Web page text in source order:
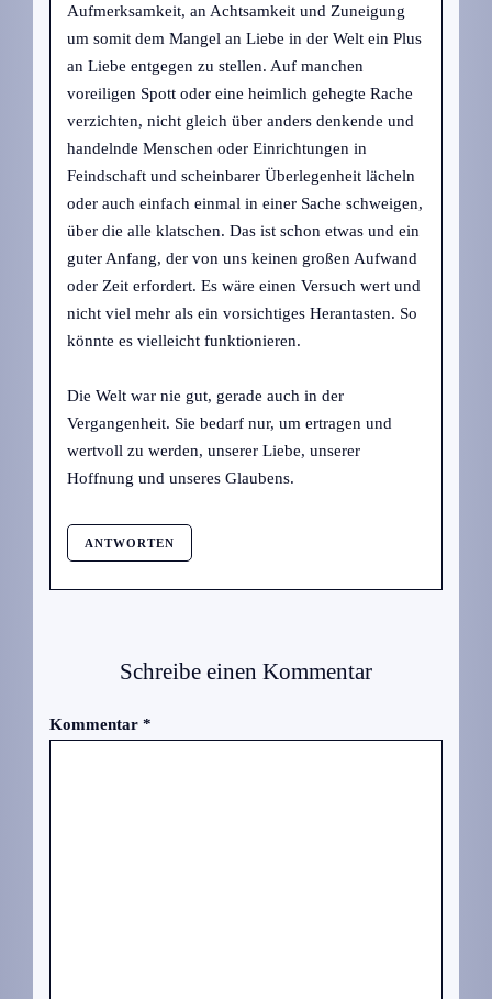
Aufmerksamkeit, an Achtsamkeit und Zuneigung
um somit dem Mangel an Liebe in der Welt ein Plus
an Liebe entgegen zu stellen. Auf manchen
voreiligen Spott oder eine heimlich gehegte Rache
verzichten, nicht gleich über anders denkende und
handelnde Menschen oder Einrichtungen in
Feindschaft und scheinbarer Überlegenheit lächeln
oder auch einfach einmal in einer Sache schweigen,
über die alle klatschen. Das ist schon etwas und ein
guter Anfang, der von uns keinen großen Aufwand
oder Zeit erfordert. Es wäre einen Versuch wert und
nicht viel mehr als ein vorsichtiges Herantasten. So
könnte es vielleicht funktionieren.
Die Welt war nie gut, gerade auch in der
Vergangenheit. Sie bedarf nur, um ertragen und
wertvoll zu werden, unserer Liebe, unserer
Hoffnung und unseres Glaubens.
ANTWORTEN
Schreibe einen Kommentar
Kommentar *